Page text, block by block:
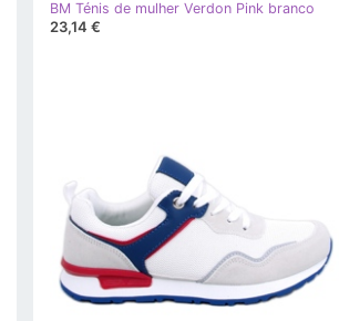
BM Ténis de mulher Verdon Pink branco
23,14 €